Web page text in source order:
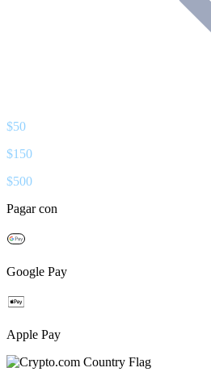
$50
$150
$500
Pagar con
Google Pay
Apple Pay